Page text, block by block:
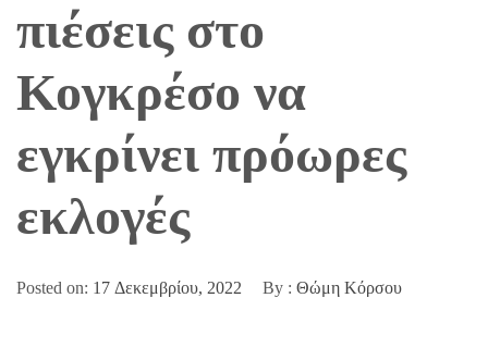
πιέσεις στο
Κογκρέσο να
εγκρίνει πρόωρες
εκλογές
Posted on: 17 Δεκεμβρίου, 2022 By : Θώμη Κόρσου